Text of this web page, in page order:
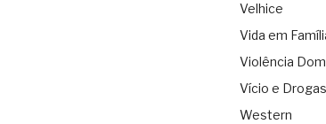
Velhice
Vida em
Violência
Vício e Drogas
Western